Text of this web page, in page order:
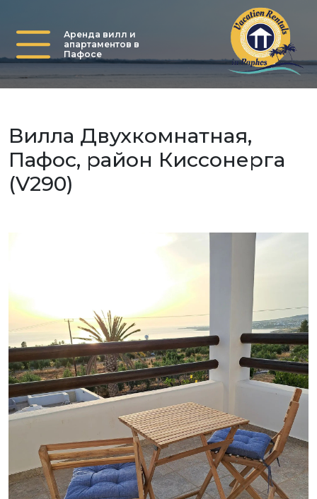
Аренда вилл и
апартаментов в
Пафосе
Вилла Двухкомнатная,
Пафос, район Киссонерга
(V290)